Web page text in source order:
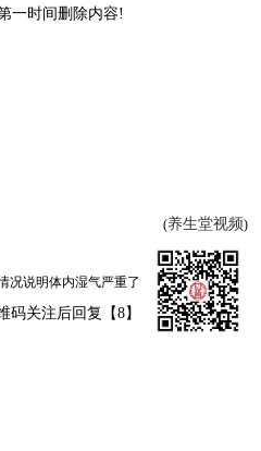
一时间删除内容!
(养生堂视频)
况说明体内湿气严重了
码关注后回复【8】